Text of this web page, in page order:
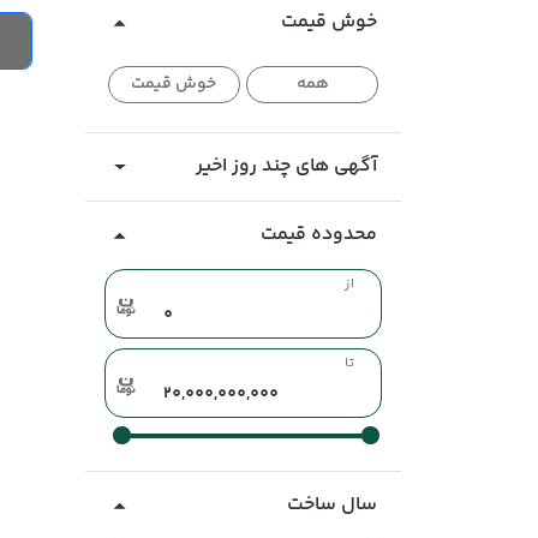
خوش قیمت
همه خوش قیمت
آگهی های چند روز اخیر
محدوده قیمت
از
تا
سال ساخت